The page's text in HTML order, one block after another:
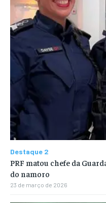
Destaque 2
PRF matou chefe da
do namoro
23 de março de 2026